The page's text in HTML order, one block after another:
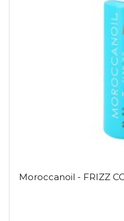
Moroccanoil - FRIZZ